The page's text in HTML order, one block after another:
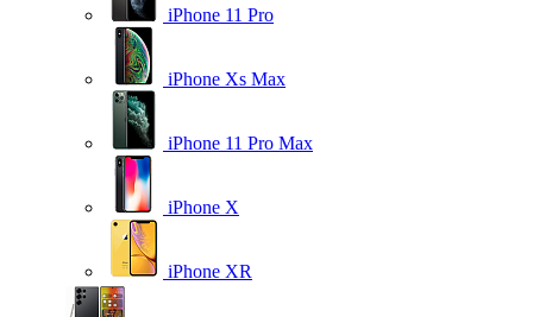
iPhone 11 Pro
iPhone Xs Max
iPhone 11 Pro Max
iPhone X
iPhone XR